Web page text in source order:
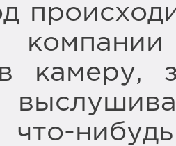
камеру,
что-